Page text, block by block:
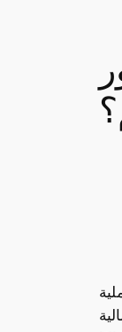
حيث كشف باحثو الأمن السيبراني لدى كاسبرسكي عن أكثر من 414,000 عملية